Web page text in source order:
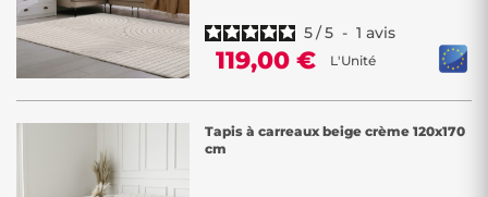
5/5 - 1 avis
119,00 € L'Unité
Tapis à carreaux beige crème 120x170
cm